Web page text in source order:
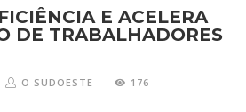
E ACELERA
DE TRABALHADORES
O SUDOESTE 176